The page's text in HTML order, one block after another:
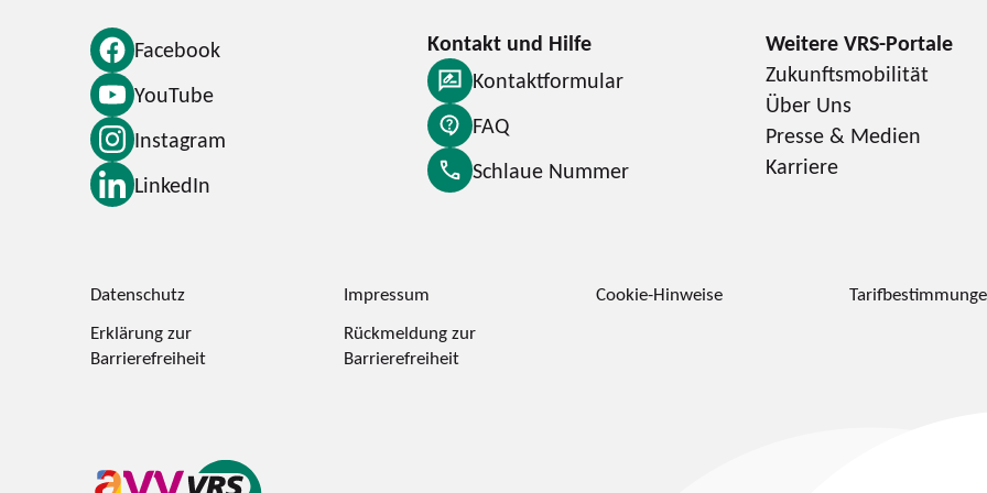
Facebook
YouTube
Instagram
LinkedIn
Kontaktformular
FAQ
Schlaue Nummer
Zukunftsmobilität
Über Uns
Presse & Medien
Karriere
Datenschutz Impressum Cookie-Hinweise
Erklärung zur
Barrierefreiheit
Rückmeldung zur
Barrierefreiheit